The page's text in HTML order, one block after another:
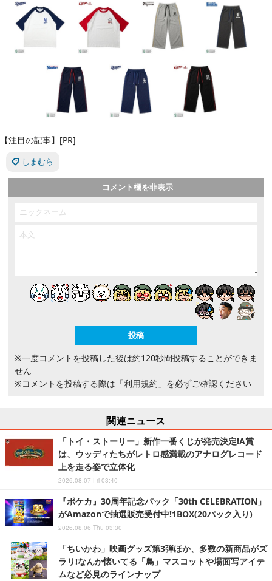
【注目の記事】[PR]
しまむら
コメント欄を非表示
※一度コメントを投稿した後は約120秒間投稿することができま
せん
※コメントを投稿する際は 「利用規約」 を必ずご確認ください
関連ニュース
「トイ・ストーリー」新作一番くじが発売決定!A賞
は、ウッディたちがレトロ感満載のアナログレコード
上を走る姿で立体化
2026.08.07 Fri 03:40
『ポケカ』30周年記念パック「30th CELEBRATION」
がAmazonで抽選販売受付中!1BOX(20パック入り)
2026.08.06 Thu 03:30
「ちいかわ」映画グッズ第3弾ほか、多数の新商品がズ
ラリ!なんか懐いてる「鳥」マスコットや場面写アイテ
ムなど必見のラインナップ